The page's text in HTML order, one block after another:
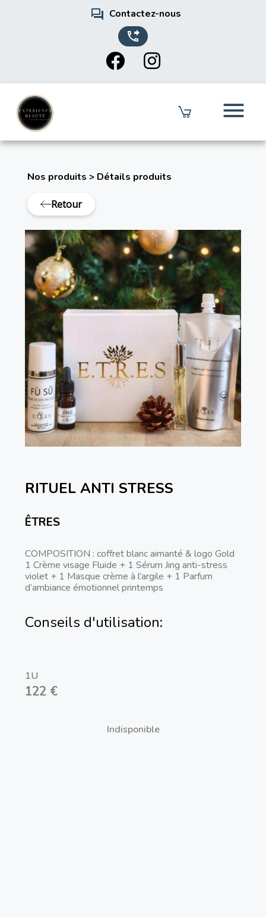
forum Contactez-nous
phone_forwarded
menu
Nos produits > Détails produits
Retour
RITUEL ANTI STRESS
ÊTRES
COMPOSITION : coffret blanc aimanté & logo Gold
1 Crème visage Fluide + 1 Sérum Jing anti-stress
violet + 1 Masque crème à l’argile + 1 Parfum
d’ambiance émotionnel printemps
Conseils d'utilisation:
1U
122 €
Indisponible